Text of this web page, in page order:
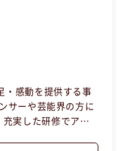
・感動を提供する事
サーや芸能界の方に